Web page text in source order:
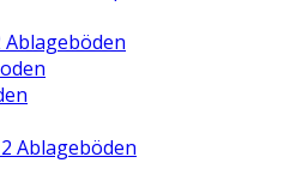
Ablageböden
Ablageböden